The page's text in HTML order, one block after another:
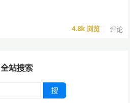
4.8k浏览 评论
全站搜索
搜